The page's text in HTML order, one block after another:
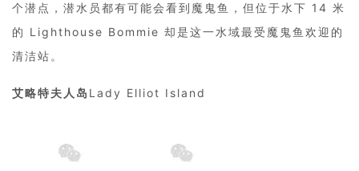
个潜点，潜水员都有可能会看到魔鬼鱼，但位于水下 14 米
的 Lighthouse Bommie 却是这一水域最受魔鬼鱼欢迎的
清洁站。
艾略特夫人岛 Lady Elliot Island